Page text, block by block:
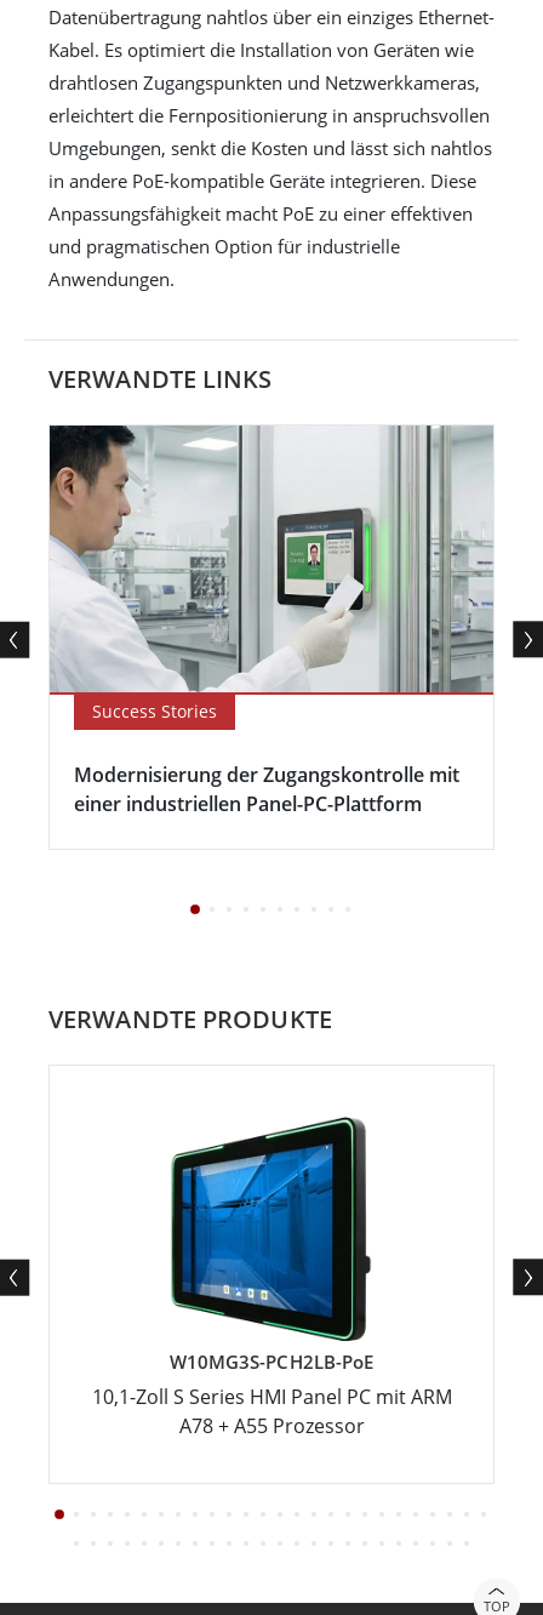
Datenübertragung nahtlos über ein einziges Ethernet-
Kabel. Es optimiert die Installation von Geräten wie
drahtlosen Zugangspunkten und Netzwerkkameras,
erleichtert die Fernpositionierung in anspruchsvollen
Umgebungen, senkt die Kosten und lässt sich nahtlos
in andere PoE-kompatible Geräte integrieren. Diese
Anpassungsfähigkeit macht PoE zu einer effektiven
und pragmatischen Option für industrielle
Anwendungen.
VERWANDTE LINKS
Success Stories
Modernisierung der Zugangskontrolle mit
einer industriellen Panel-PC-Plattform
VERWANDTE PRODUKTE
W10MG3S-PCH2LB-PoE
10,1-Zoll S Series HMI Panel PC mit ARM
A78 + A55 Prozessor
TOP